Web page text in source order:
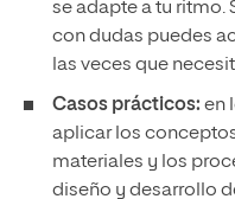
se adapte a tu ritmo.
con dudas puedes
las veces que
Casos prácticos: en
aplicar los
materiales y los
diseño y desarrollo